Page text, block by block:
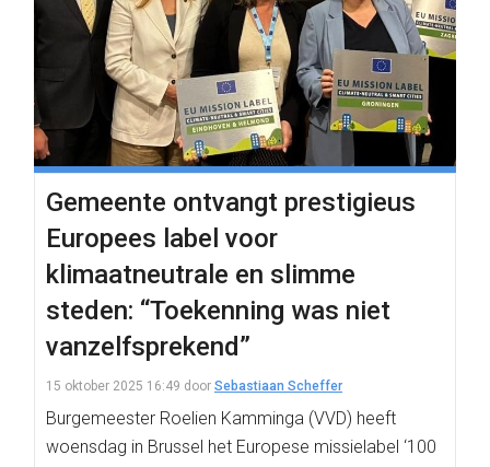
Gemeente ontvangt prestigieus
Europees label voor
klimaatneutrale en slimme
steden: “Toekenning was niet
vanzelfsprekend”
15 oktober 2025 16:49 door Sebastiaan Scheffer
Burgemeester Roelien Kamminga (VVD) heeft
woensdag in Brussel het Europese missielabel ‘100